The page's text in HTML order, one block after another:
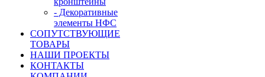
- Декоративные
элементы НФС
СОПУТСТВУЮЩИЕ
ТОВАРЫ
НАШИ ПРОЕКТЫ
КОНТАКТЫ